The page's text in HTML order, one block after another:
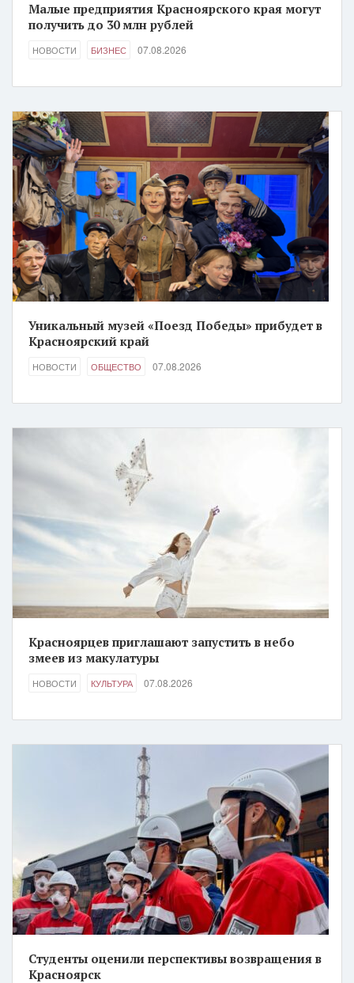
Малые предприятия Красноярского края могут
получить до 30 млн рублей
НОВОСТИ БИЗНЕС 07.08.2026
Уникальный музей «Поезд Победы» прибудет в
Красноярский край
НОВОСТИ ОБЩЕСТВО 07.08.2026
Красноярцев приглашают запустить в небо
змеев из макулатуры
НОВОСТИ КУЛЬТУРА 07.08.2026
Студенты оценили перспективы возвращения в
Красноярск